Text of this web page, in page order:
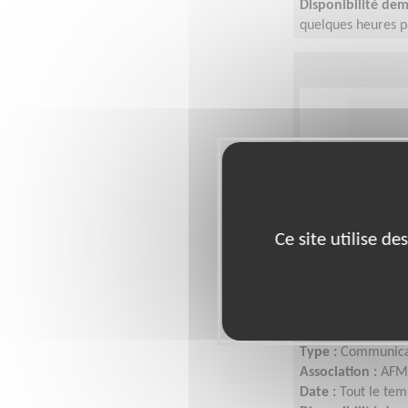
Disponibilité
quelques heures
Type :
Association :
Date :
Tout le
Ce site utilise